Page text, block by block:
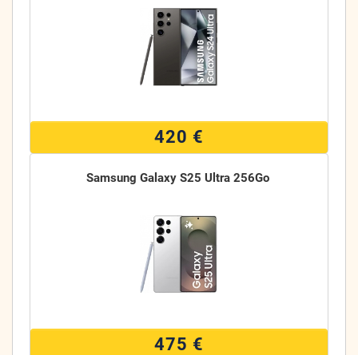
420 €
Samsung Galaxy S25 Ultra 256Go
475 €